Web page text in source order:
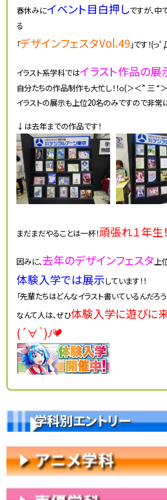
学科別エントリー
春休みにイベント目白押しですが、
る
「デザインフェスタVol.49 」です！(っ
イラスト系学科ではイラスト作品の展
自分たちの作品制作も大忙し！！ｏ(＞＜” 三 “
イラストの展示も上位20名のみですので非常
↓は去年までの作品です！
まだまだやることは一杯！頑張れ１年生
因みに、去年のデザインフェスタ上
体験入学では展示しています！！
「先輩たちはどんなイラスト書いているんだろう
なんて人は、ぜひ体験入学に遊びに来
(´∀｀)ﾉ